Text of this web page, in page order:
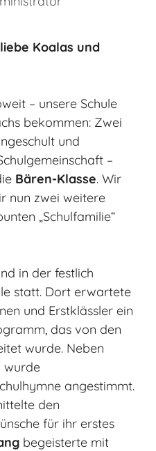
Koalas und
– unsere Schule
bekommen: Zwei
und
–
Bären-Klasse. Wir
nun zwei weitere
„Schulfamilie“
in der festlich
statt. Dort erwartete
und Erstklässler ein
das von den
wurde. Neben
wurde
angestimmt.
den
für ihr erstes
begeisterte mit